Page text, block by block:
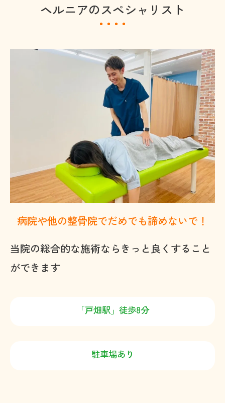
ヘルニアのスペシャリスト
病院や他の整骨院でだめでも諦めないで！
当院の総合的な施術ならきっと良くすること
ができます
「戸畑駅」徒歩8分
駐車場あり